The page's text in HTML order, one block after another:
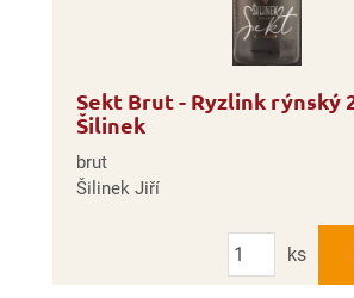
Sekt Brut - Ryzlink rýnský
Šilinek
brut
Šilinek Jiří
Počet
ks